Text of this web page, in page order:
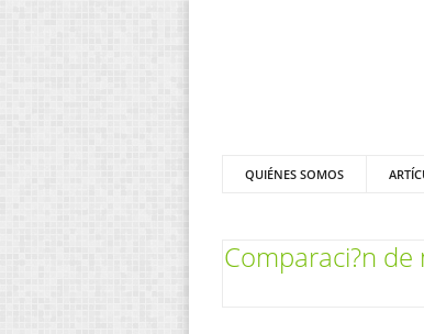
QUIÉNES SOMOS
Comparaci?n